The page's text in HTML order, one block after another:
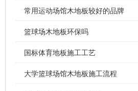
常用运动场馆木地板较好的品牌
篮球场木地板环保吗
国标体育地板施工工艺
大学篮球场馆木地板施工流程